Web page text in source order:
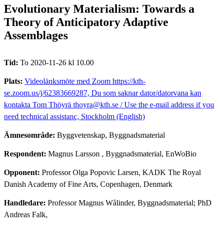
Evolutionary Materialism: Towards a
Theory of Anticipatory Adaptive
Assemblages
Tid: To 2020-11-26 kl 10.00
Plats: Videolänksmöte med Zoom https://kth-
se.zoom.us/j/62383669287, Du som saknar dator/datorvana kan
kontakta Tom Thöyrä thoyra@kth.se / Use the e-mail address if you
need technical assistanc, Stockholm (English)
Ämnesområde: Byggvetenskap, Byggnadsmaterial
Respondent: Magnus Larsson , Byggnadsmaterial, EnWoBio
Opponent: Professor Olga Popovic Larsen, KADK The Royal
Danish Academy of Fine Arts, Copenhagen, Denmark
Handledare: Professor Magnus Wålinder, Byggnadsmaterial; PhD
Andreas Falk,